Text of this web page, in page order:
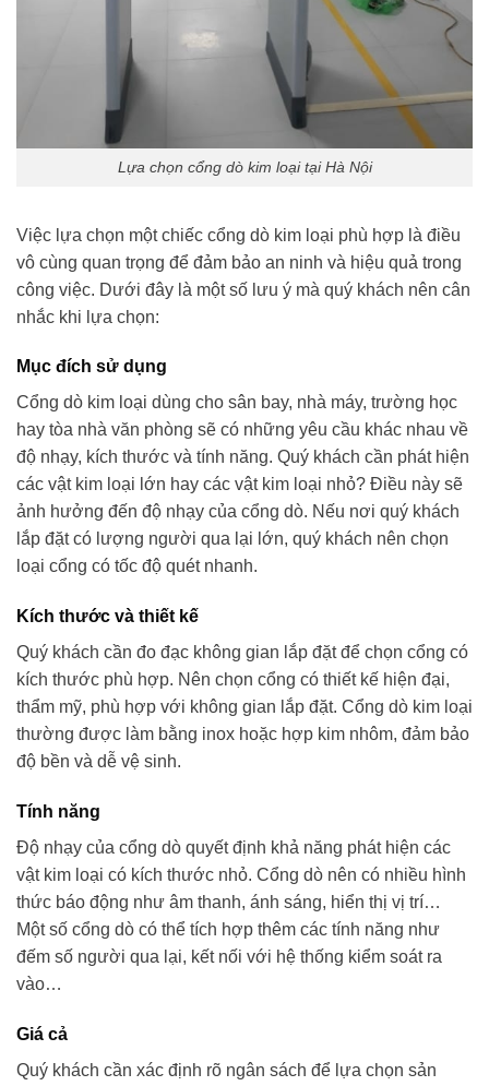
Lựa chọn cổng dò kim loại tại Hà Nội
Việc lựa chọn một chiếc cổng dò kim loại phù hợp là điều
vô cùng quan trọng để đảm bảo an ninh và hiệu quả trong
công việc. Dưới đây là một số lưu ý mà quý khách nên cân
nhắc khi lựa chọn:
Mục đích sử dụng
Cổng dò kim loại dùng cho sân bay, nhà máy, trường học
hay tòa nhà văn phòng sẽ có những yêu cầu khác nhau về
độ nhạy, kích thước và tính năng. Quý khách cần phát hiện
các vật kim loại lớn hay các vật kim loại nhỏ? Điều này sẽ
ảnh hưởng đến độ nhạy của cổng dò. Nếu nơi quý khách
lắp đặt có lượng người qua lại lớn, quý khách nên chọn
loại cổng có tốc độ quét nhanh.
Kích thước và thiết kế
Quý khách cần đo đạc không gian lắp đặt để chọn cổng có
kích thước phù hợp. Nên chọn cổng có thiết kế hiện đại,
thẩm mỹ, phù hợp với không gian lắp đặt. Cổng dò kim loại
thường được làm bằng inox hoặc hợp kim nhôm, đảm bảo
độ bền và dễ vệ sinh.
Tính năng
Độ nhạy của cổng dò quyết định khả năng phát hiện các
vật kim loại có kích thước nhỏ. Cổng dò nên có nhiều hình
thức báo động như âm thanh, ánh sáng, hiển thị vị trí…
Một số cổng dò có thể tích hợp thêm các tính năng như
đếm số người qua lại, kết nối với hệ thống kiểm soát ra
vào…
Giá cả
Quý khách cần xác định rõ ngân sách để lựa chọn sản